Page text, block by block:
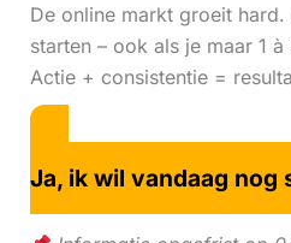
De online markt groeit
starten – ook als je maar 1
Actie + consistentie =
Ja, ik wil vandaag nog